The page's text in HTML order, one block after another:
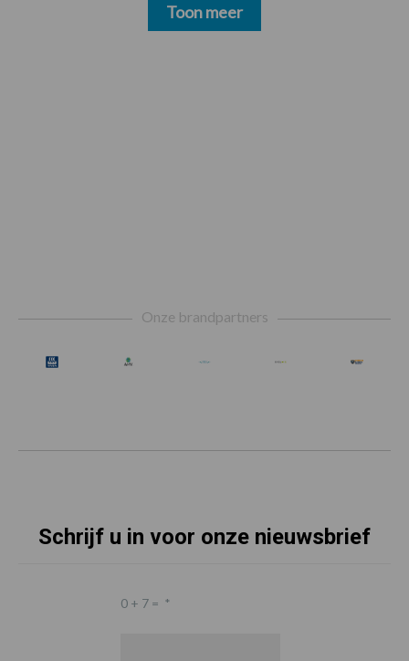
Toon meer
Onze brandpartners
Schrijf u in voor onze nieuwsbrief
0 + 7 = *